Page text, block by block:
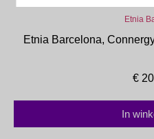
Etnia
Etnia Barcelona,
€
In